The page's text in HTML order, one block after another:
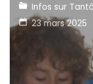
Infos sur
23 mars 2025